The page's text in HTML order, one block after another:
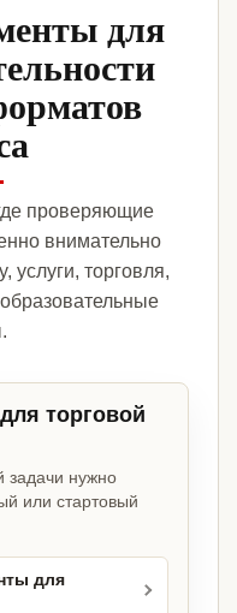
для
проверяющие
внимательно
услуги, торговля,
торговой
задачи нужно
или стартовый
для